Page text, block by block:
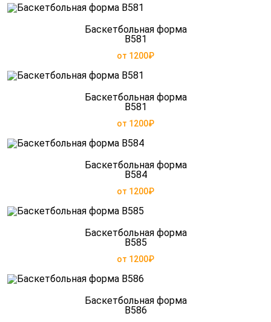
Баскетбольная форма
B581
от 1200₽
Баскетбольная форма
B581
от 1200₽
Баскетбольная форма
B584
от 1200₽
Баскетбольная форма
B585
от 1200₽
Баскетбольная форма
B586